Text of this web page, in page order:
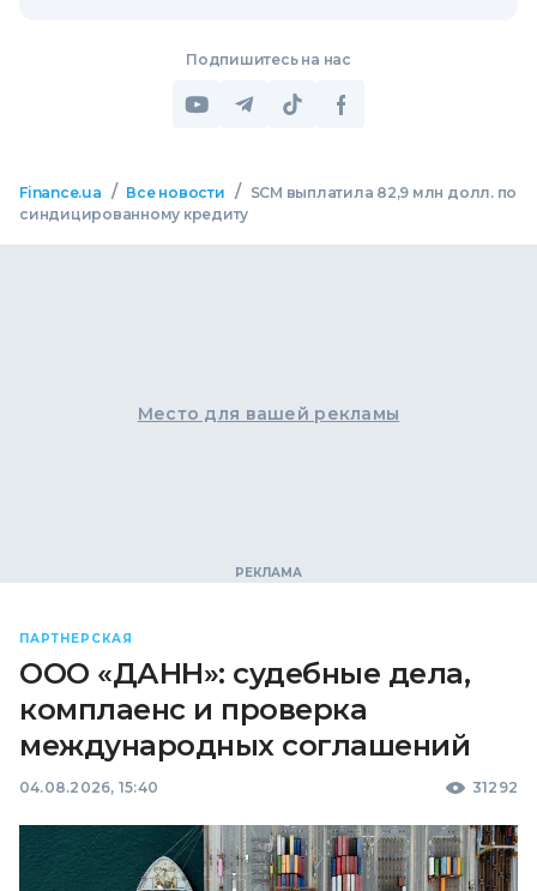
Подпишитесь на нас
Finance.ua / Все новости /
SCM выплатила 82,9 млн долл. по
синдицированному кредиту
Место для вашей рекламы
ПАРТНЕРСКАЯ
ООО «ДАНН»: судебные дела,
комплаенс и проверка
международных соглашений
04.08.2026, 15:40 31292